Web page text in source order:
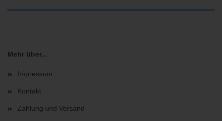
Mehr über...
Impressum
Kontakt
Zahlung und Versand